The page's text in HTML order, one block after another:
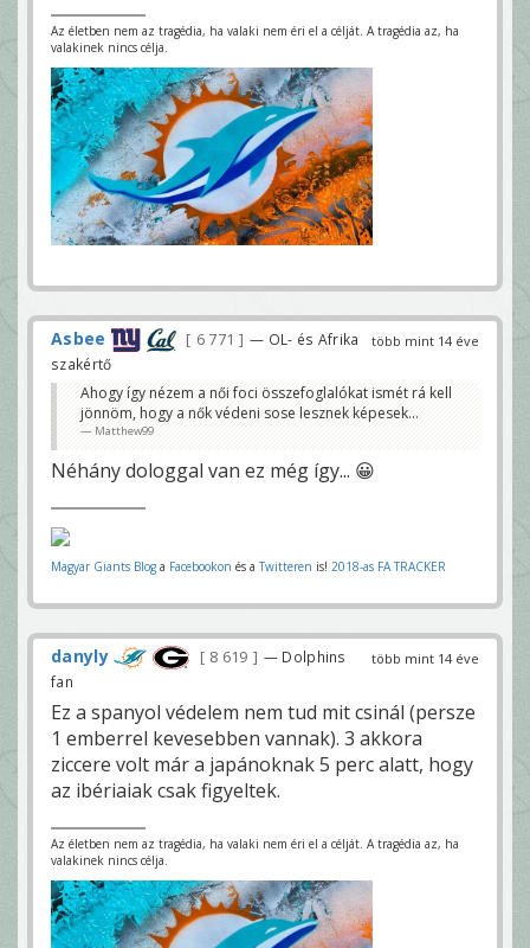
Az életben nem az tragédia, ha valaki nem éri el a célját. A tragédia az, ha
valakinek nincs célja.
több mint 14 éve
Asbee 6 771
— OL- és Afrika
szakértő
Ahogy így nézem a női foci összefoglalókat ismét rá kell
jönnöm, hogy a nők védeni sose lesznek képesek...
Matthew99
Néhány dologgal van ez még így... 😀
Magyar Giants Blog a Facebookon és aTwitteren is! 2018-as FA TRACKER
több mint 14 éve
danyly 8 619
— Dolphins
fan
Ez a spanyol védelem nem tud mit csinál (persze
1 emberrel kevesebben vannak). 3 akkora
ziccere volt már a japánoknak 5 perc alatt, hogy
az ibériaiak csak figyeltek.
Az életben nem az tragédia, ha valaki nem éri el a célját. A tragédia az, ha
valakinek nincs célja.